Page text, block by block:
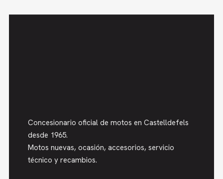
Concesionario oficial de motos en Castelldefels
desde 1965.
Motos nuevas, ocasión, accesorios, servicio
técnico y recambios.